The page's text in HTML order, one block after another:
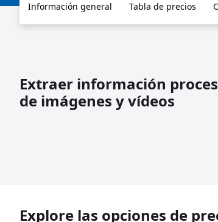
Información general Tabla de precios
Extraer información
de imágenes y vídeos
Explore las opciones de